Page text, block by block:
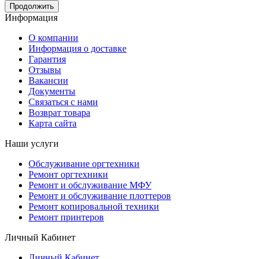
Продолжить
Информация
О компании
Информация о доставке
Гарантия
Отзывы
Вакансии
Документы
Связаться с нами
Возврат товара
Карта сайта
Наши услуги
Обслуживание оргтехники
Ремонт оргтехники
Ремонт и обслуживание МФУ
Ремонт и обслуживание плоттеров
Ремонт копировальной техники
Ремонт принтеров
Личный Кабинет